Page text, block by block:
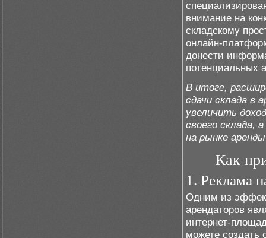
внимание на
складскому
онлайн-
донести
потенциальных
В итоге,
сдачи склада в
увеличить
своего склада,
на рынке
Как
1. Реклама
Одним из
арендаторов
интернет-
можете создать